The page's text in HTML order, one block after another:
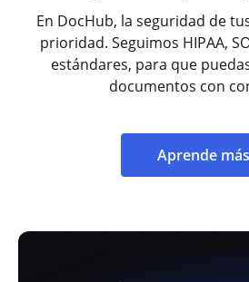
En DocHub, la seguridad de
prioridad. Seguimos HIPAA,
estándares, para que
documentos con
Aprende más